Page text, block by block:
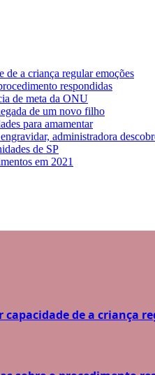
de a criança regular emoções
respondidas
de meta da ONU
de um novo filho
para amamentar
administradora
de SP
em 2021
de a criança